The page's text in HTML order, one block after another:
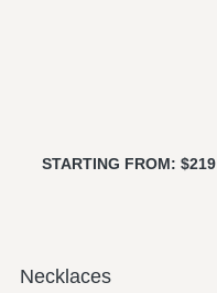
STARTING FROM: $219
Necklaces